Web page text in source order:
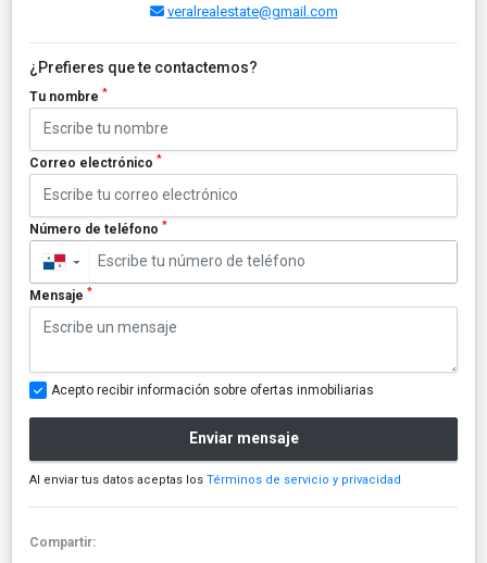
veralrealestate@gmail.com
¿Prefieres que te contactemos?
Tu nombre *
Correo electrónico *
Número de teléfono *
▼
Mensaje *
Acepto recibir información sobre ofertas inmobiliarias
Enviar mensaje
Al enviar tus datos aceptas los Términos de servicio y privacidad
Compartir: